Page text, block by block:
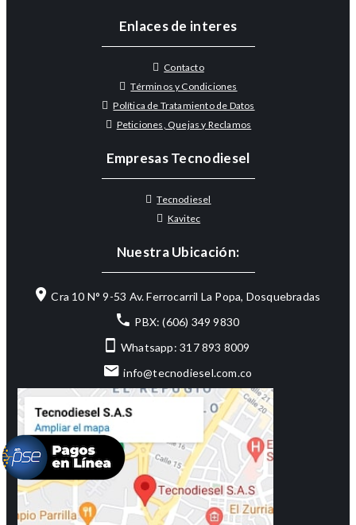
Enlaces de interes
Contacto
Términos y Condiciones
Política de Tratamiento de Datos
Peticiones, Quejas y Reclamos
Empresas Tecnodiesel
Tecnodiesel
Kavitec
Nuestra Ubicación:
Cra 10 N° 9-53 Av. Ferrocarril La Popa, Dosquebradas
PBX: (606) 349 9830
Whatsapp: 317 893 8009
info@tecnodiesel.com.co